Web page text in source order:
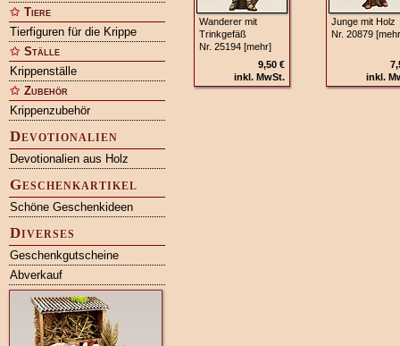
Tiere
Tierfiguren für die Krippe
Ställe
Krippenställe
Zubehör
Krippenzubehör
Devotionalien
Devotionalien aus Holz
Geschenkartikel
Schöne Geschenkideen
Diverses
Geschenkgutscheine
Abverkauf
Wanderer mit
Trinkgefäß
Nr. 25194 [mehr]
9,50 €
inkl. MwSt.
Junge mit Holz
Nr. 20879
inkl.